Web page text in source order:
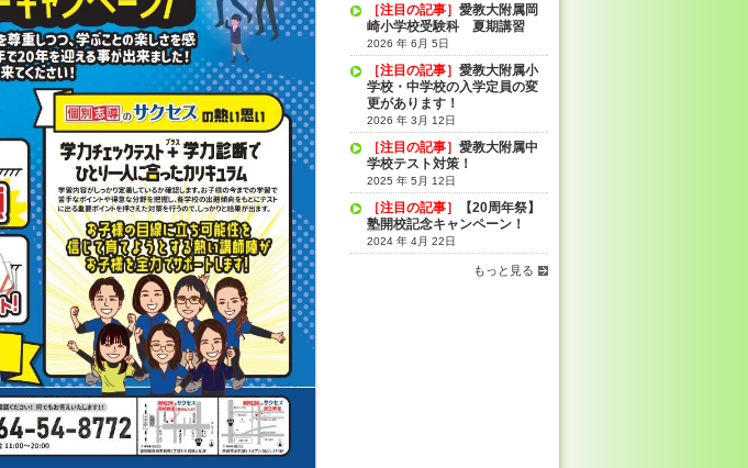
［注目の記事］ 愛教大附属岡
崎小学校受験科 夏期講習
2026 年 6月 5日
［注目の記事］ 愛教大附属小
学校・中学校の入学定員の変
更があります！
2026 年 3月 12日
［注目の記事］ 愛教大附属中
学校テスト対策！
2025 年 5月 12日
［注目の記事］
【20周年祭】
塾開校記念キャンペーン！
2024 年 4月 22日
もっと見る